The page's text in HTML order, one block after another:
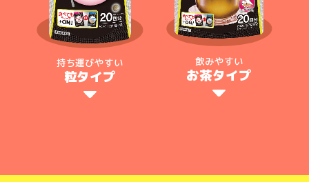
持ち運びやすい
粒タイプ
飲みやすい
お茶タイプ